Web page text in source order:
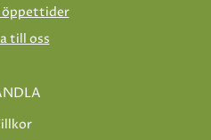
öppettider
till oss